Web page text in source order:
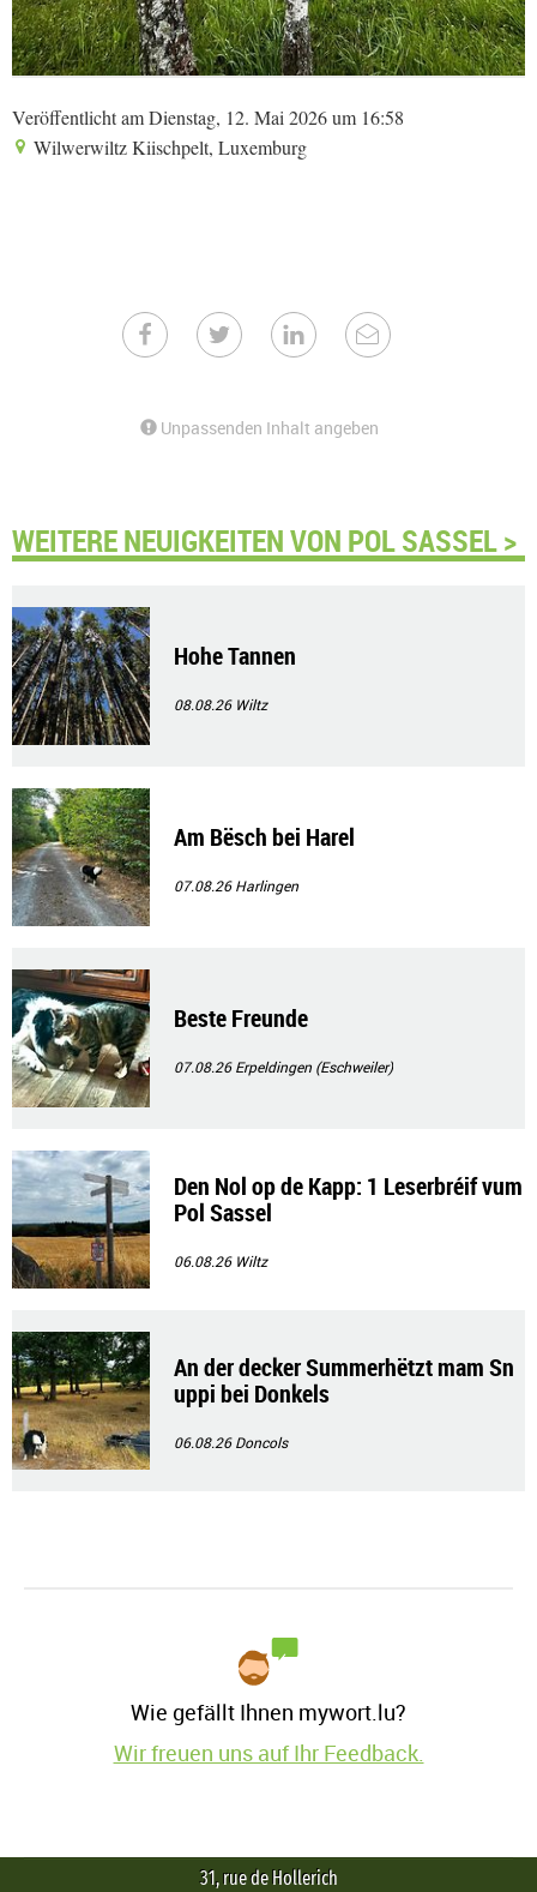
Veröffentlicht am Dienstag, 12. Mai 2026 um 16:58
Wilwerwiltz Kiischpelt, Luxemburg
Unpassenden Inhalt angeben
WEITERE NEUIGKEITEN VON POL SASSEL >
Hohe Tannen
08.08.26 Wiltz
Am Bësch bei Harel
07.08.26Harlingen
Beste Freunde
07.08.26Erpeldingen (Eschweiler)
Den Nol op de Kapp: 1 Leserbréif vum
Pol Sassel
06.08.26 Wiltz
An der decker Summerhëtzt mam Sn
uppi bei Donkels
06.08.26Doncols
Wie gefällt Ihnen mywort.lu?
Wir freuen uns auf Ihr Feedback.
31, rue de Hollerich